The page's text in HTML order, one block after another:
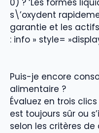
0) ? ‘Les formes
s\’oxydent
garantie et les
: info » style=
Puis-je encore
alimentaire ?
Évaluez en trois
est toujours sûr ou
selon les critères